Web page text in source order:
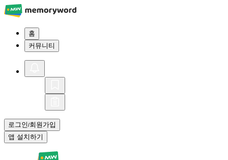
홈
커뮤니티
로그인/회원가입
앱 설치하기